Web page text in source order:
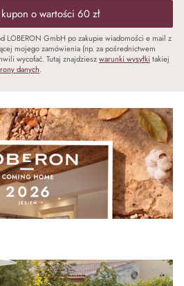
o wartości 60 zł
LOBERON GmbH po zakupie wiadomości e mail z
mojego zamówienia (np. za pośrednictwem
wycofać. Tutaj znajdzieszwarunki wysyłki takiej
danych.